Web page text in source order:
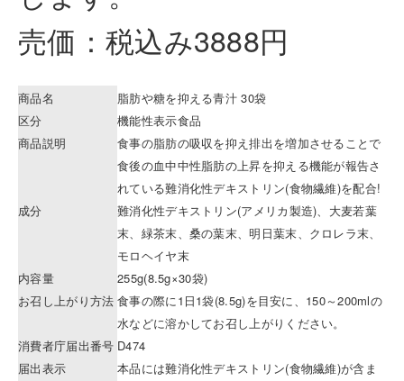
売価：税込み3888円
商品名
脂肪や糖を抑える青汁 30袋
区分
機能性表示食品
商品説明
食事の脂肪の吸収を抑え排出を増加させることで
食後の血中中性脂肪の上昇を抑える機能が報告さ
れている難消化性デキストリン(食物繊維)を配合!
成分
難消化性デキストリン(アメリカ製造)、大麦若葉
末、緑茶末、桑の葉末、明日葉末、クロレラ末、
モロヘイヤ末
内容量
255g(8.5g×30袋)
お召し上がり方法 食事の際に1日1袋(8.5g)を目安に、150～200mlの
水などに溶かしてお召し上がりください。
消費者庁届出番号 D474
届出表示
本品には難消化性デキストリン(食物繊維)が含ま